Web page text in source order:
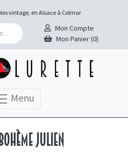
vintage, en Alsace à Colmar
Mon Compte
Mon Panier (0)
Menu
Julien